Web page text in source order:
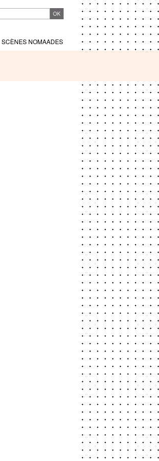
SCÈNES NOMAADES